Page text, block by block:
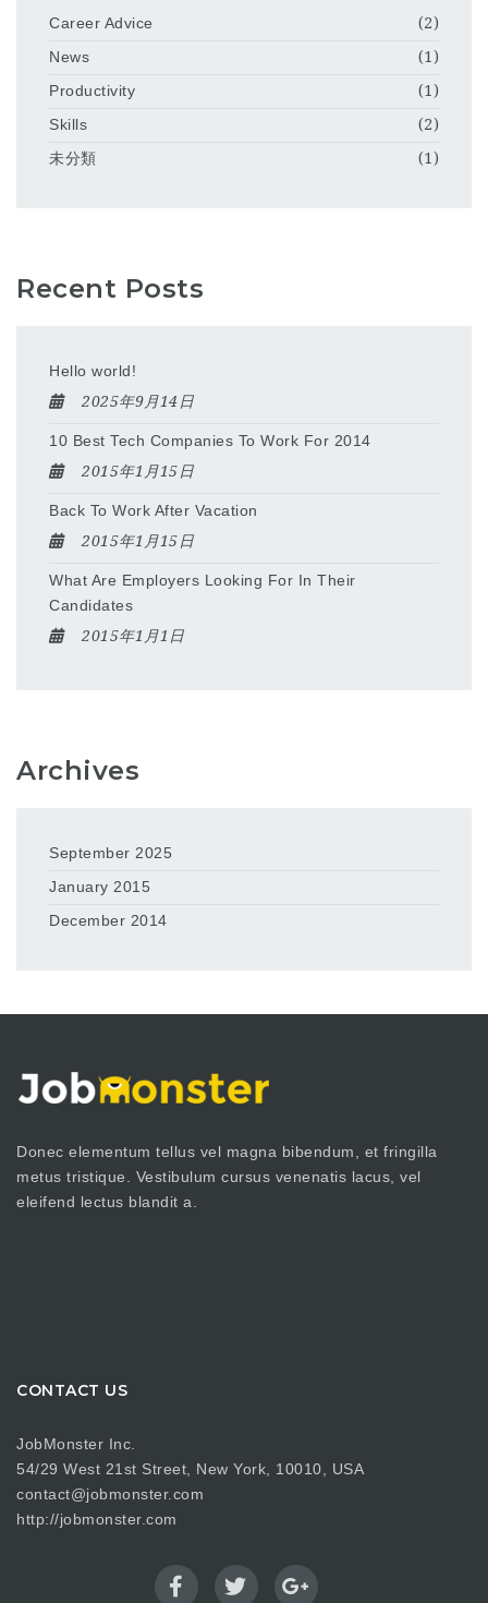
Career Advice
(2)
News
(1)
Productivity
(1)
Skills
(2)
未分類
(1)
Recent Posts
Hello world!
2025年9月14日
10 Best Tech Companies To Work For 2014
2015年1月15日
Back To Work After Vacation
2015年1月15日
What Are Employers Looking For In Their
Candidates
2015年1月1日
Archives
September 2025
January 2015
December 2014
Donec elementum tellus vel magna bibendum, et fringilla
metus tristique. Vestibulum cursus venenatis lacus, vel
eleifend lectus blandit a.
CONTACT US
JobMonster Inc.
54/29 West 21st Street, New York, 10010, USA
contact@jobmonster.com
http://jobmonster.com